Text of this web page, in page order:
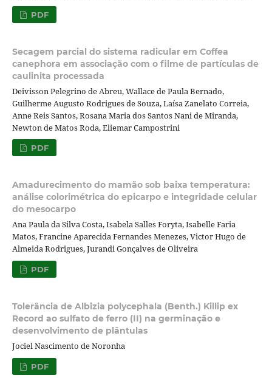
PDF
Secagem parcial do sistema radicular em Coffea
canephora em associação com o filme de partículas de
caulinita processada
Deivisson Pelegrino de Abreu, Wallace de Paula Bernado,
Guilherme Augusto Rodrigues de Souza, Laísa Zanelato Correia,
Anne Reis Santos, Rosana Maria dos Santos Nani de Miranda,
Newton de Matos Roda, Eliemar Campostrini
PDF
Amadurecimento do mamão sob baixa temperatura:
análise colorimétrica do epicarpo e integridade celular
do mesocarpo
Ana Paula da Silva Costa, Isabela Salles Foryta, Isabelle Faria
Matos, Francine Aparecida Fernandes Menezes, Victor Hugo de
Almeida Rodrigues, Jurandi Gonçalves de Oliveira
PDF
Tolerância de Albizia polycephala (Benth.) Killip ex
Record ao sulfato de ferro (II) na germinação e
desenvolvimento de plântulas
Jociel Nascimento de Noronha
PDF